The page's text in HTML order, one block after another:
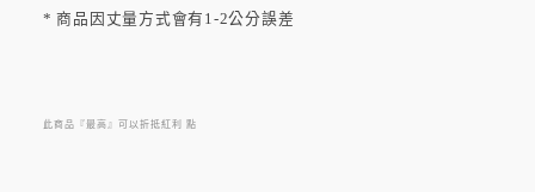
* 商品因丈量方式會有1-2公分誤差
材，並將面料特性極致發揮於設計上，剪裁、縫紉直至細節
此商品『最高』可以折抵紅利 點